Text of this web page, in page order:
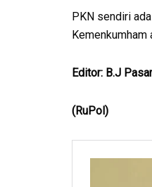
PKN sendiri
Editor: B.J
(RuPol)